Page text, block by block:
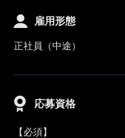
雇用形態
正社員（中途）
応募資格
【必須】